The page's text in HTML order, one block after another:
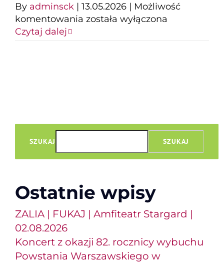
By adminsck | 13.05.2026 | Możliwość
komentowania Zawodowcy
została wyłączona
Czytaj dalej
SZUKAJ SZUKAJ
Ostatnie wpisy
ZALIA | FUKAJ | Amfiteatr Stargard |
02.08.2026
Koncert z okazji 82. rocznicy wybuchu
Powstania Warszawskiego w